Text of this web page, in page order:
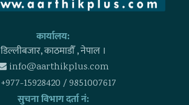
कार्यालय:
डिल्लीबजार, काठमाडाैँ , नेपाल ।
info@aarthikplus.com
+977-15928420 / 9851007617
सुचना विभाग दर्ता नं: